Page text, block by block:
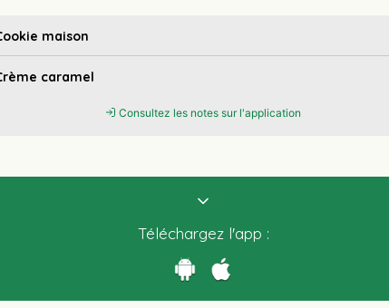
maison
caramel
Consultez les notes sur l'application
Téléchargez l'app :